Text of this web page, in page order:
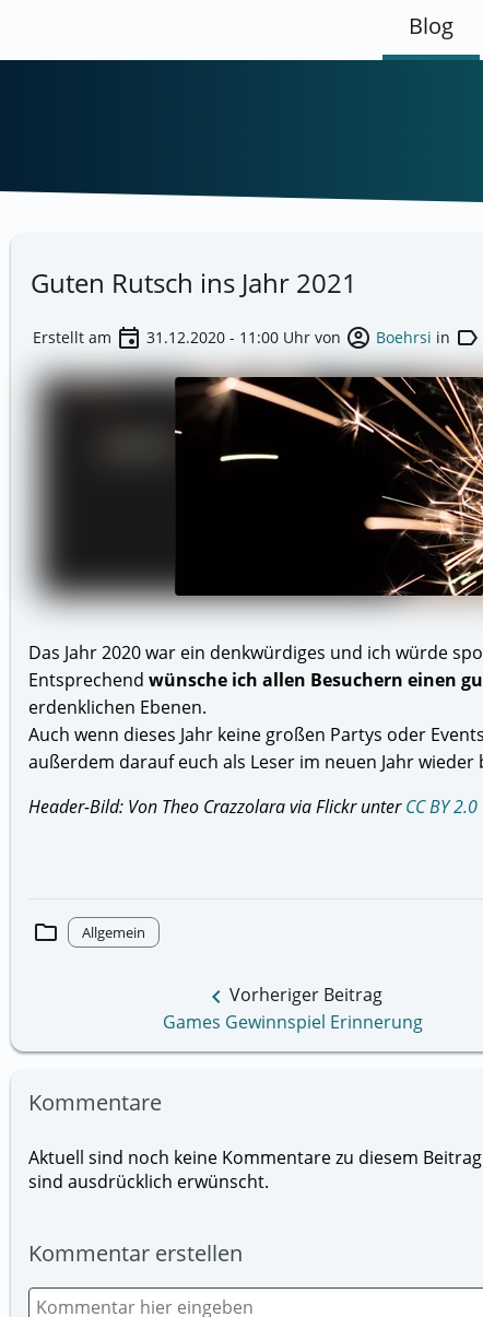
Blog
Guten Rutsch ins Jahr 2021
Erstellt am event 31.12.2020 - 11:00 Uhr von account_circle Boehrsi in label
Das Jahr 2020 war ein denkwürdiges und ich würde
Entsprechend wünsche ich allen Besuchern einen
erdenklichen Ebenen.
Auch wenn dieses Jahr keine großen Partys oder
außerdem darauf euch als Leser im neuen Jahr
Header-Bild: Von Theo Crazzolara via Flickr unterCC BY 2.0
folder Allgemein
keyboard_arrow_left Vorheriger Beitrag
Games Gewinnspiel Erinnerung
Kommentare
Aktuell sind noch keine Kommentare zu diesem
sind ausdrücklich erwünscht.
Kommentar erstellen